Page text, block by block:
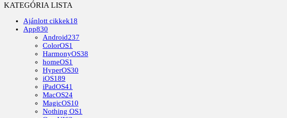
KATEGÓRIA LISTA
Ajánlott cikkek18
App830
Android237
ColorOS1
HarmonyOS38
homeOS1
HyperOS30
iOS189
iPadOS41
MacOS24
MagicOS10
Nothing OS1